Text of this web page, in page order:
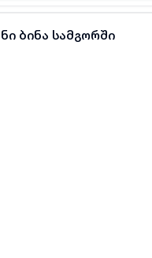
ბინა სამგორში